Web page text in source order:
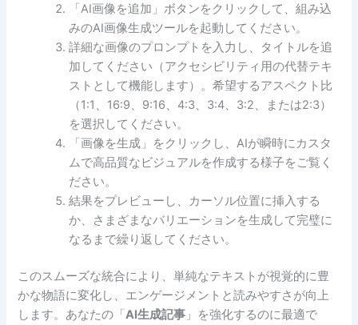
「AI画像を追加」ボタンをクリックして、組み込
みのAI画像生成ツールを起動してください。
詳細な画像のプロンプトを入力し、タイトルを追
加してください（アクセシビリティ用の代替テキ
ストとして機能します）。希望するアスペクト比
（1:1、16:9、9:16、4:3、3:4、3:2、または2:3）
を選択してください。
「画像を生成」をクリックし、AIが瞬時にカスタ
ムで高品質なビジュアルを作成する様子をご覧く
ださい。
結果をプレビューし、カーソル位置に挿入する
か、さまざまなバリエーションを生成して完璧に
なるまで繰り返してください。
このスムーズな統合により、単純なテキストが視覚的に豊
かな物語に変化し、エンゲージメントと読みやすさが向上
します。あなたの「AI生成記事 」を強化するのに最適で